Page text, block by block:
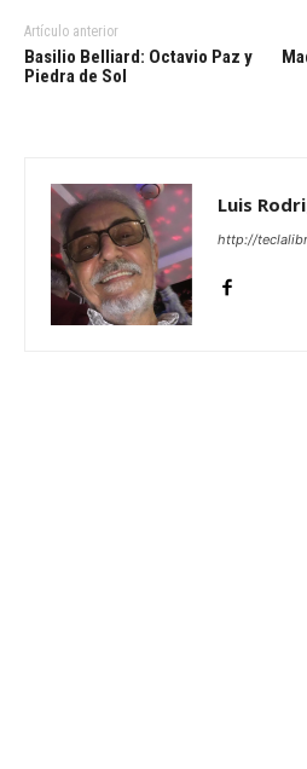
Artículo anterior
Basilio Belliard: Octavio Paz y
Piedra de Sol
Luis
http://